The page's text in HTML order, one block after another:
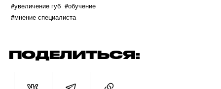
#увеличение губ #обучение
#мнение специалиста
ПОДЕЛИТЬСЯ: